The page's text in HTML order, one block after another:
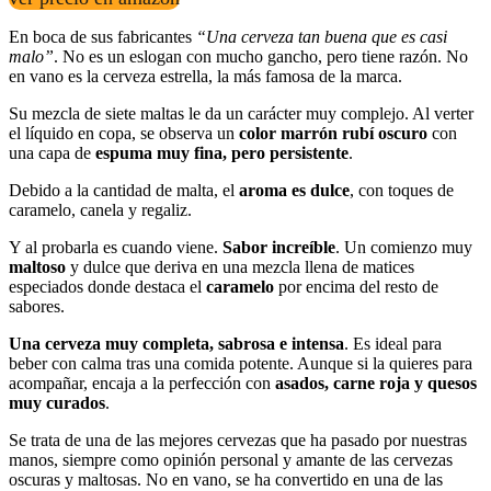
En boca de sus fabricantes “Una cerveza tan buena que es casi
malo”. No es un eslogan con mucho gancho, pero tiene razón. No
en vano es la cerveza estrella, la más famosa de la marca.
Su mezcla de siete maltas le da un carácter muy complejo. Al verter
el líquido en copa, se observa un color marrón rubí oscuro con
una capa de espuma muy fina, pero persistente.
Debido a la cantidad de malta, el aroma es dulce, con toques de
caramelo, canela y regaliz.
Y al probarla es cuando viene. Sabor increíble. Un comienzo muy
maltoso y dulce que deriva en una mezcla llena de matices
especiados donde destaca el caramelo por encima del resto de
sabores.
Una cerveza muy completa, sabrosa e intensa. Es ideal para
beber con calma tras una comida potente. Aunque si la quieres para
acompañar, encaja a la perfección con asados, carne roja y quesos
muy curados.
Se trata de una de las mejores cervezas que ha pasado por nuestras
manos, siempre como opinión personal y amante de las cervezas
oscuras y maltosas. No en vano, se ha convertido en una de las